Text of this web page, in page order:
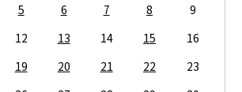
5 6 7 8
9
12 13 14 15
16
19 20 21 22
23